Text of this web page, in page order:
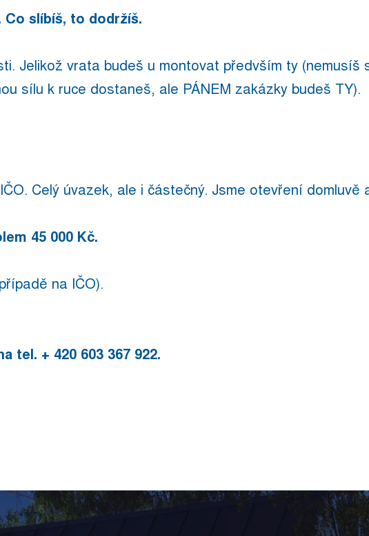
Co slíbíš, to dodržíš.
Jelikož vrata budeš u montovat předvším ty (nemusíš
sílu k ruce dostaneš, ale PÁNEM zakázky budeš TY).
Celý úvazek, ale i částečný. Jsme otevření domluvě
45 000 Kč.
na IČO).
tel. + 420 603 367 922.